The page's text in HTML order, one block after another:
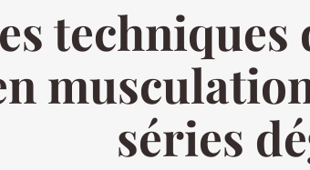
séries